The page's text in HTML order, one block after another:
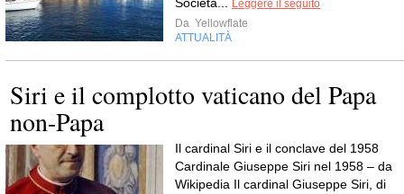
Leggere il seguito
Da Yellowflate
ATTUALITÀ
Siri e il complotto vaticano del Papa
non-Papa
Il cardinal Siri e il conclave del 1958
Cardinale Giuseppe Siri nel 1958 – da
Wikipedia Il cardinal Giuseppe Siri, di